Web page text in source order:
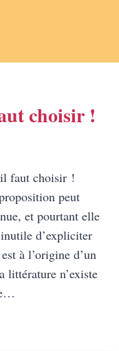
choisir !
faut choisir !
peut
et pourtant elle
d’expliciter
à l’origine d’un
littérature n’existe